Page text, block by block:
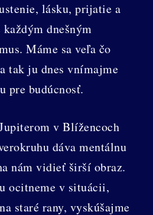
lásku, prijatie a
dnešným
Máme sa veľa čo
tak ju dnes vnímajme
pre budúcnosť.
v Blížencoch
dáva mentálnu
nám vidieť širší obraz.
ocitneme v situácii,
staré rany, vyskúšajme